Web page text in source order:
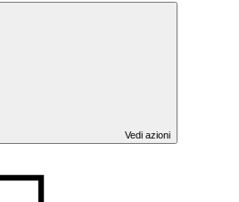
Vedi azioni